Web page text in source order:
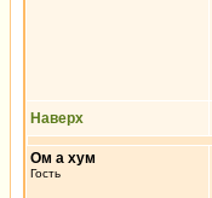
Наверх
Ом а хум
Гость